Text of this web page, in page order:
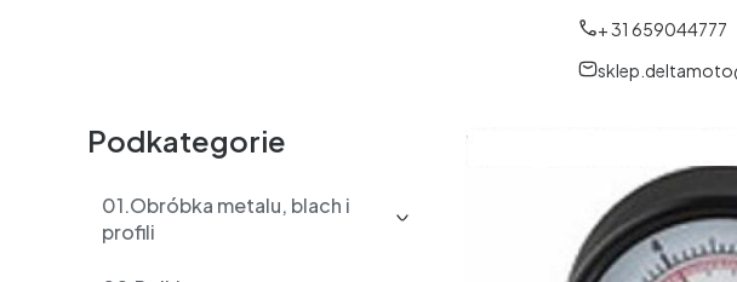
+ 31 659044777
Podkategorie
01.Obróbka metalu, blach i
profili